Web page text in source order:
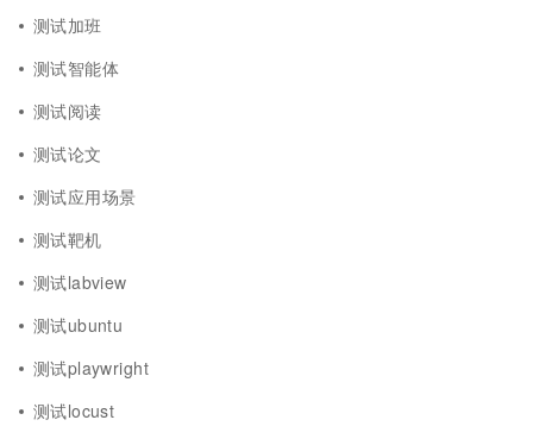
测试加班
测试智能体
测试阅读
测试论文
测试应用场景
测试靶机
测试labview
测试ubuntu
测试playwright
测试locust